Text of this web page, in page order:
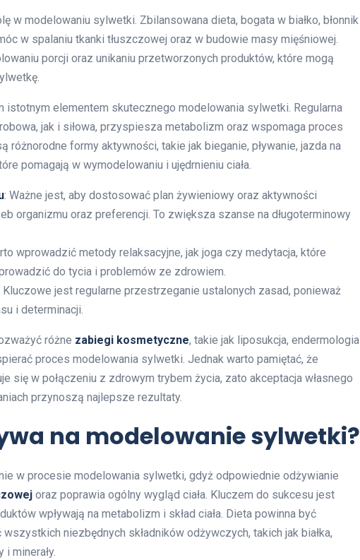
w modelowaniu sylwetki. Zbilansowana dieta, bogata w białko, błonnik
w spalaniu tkanki tłuszczowej oraz w budowie masy mięśniowej.
porcji oraz unikaniu przetworzonych produktów, które mogą
istotnym elementem skutecznego modelowania sylwetki. Regularna
jak i siłowa, przyspiesza metabolizm oraz wspomaga proces
różnorodne formy aktywności, takie jak bieganie, pływanie, jazda na
pomagają w wymodelowaniu i ujędrnieniu ciała.
: Ważne jest, aby dostosować plan żywieniowy oraz aktywności
organizmu oraz preferencji. To zwiększa szanse na długoterminowy
wprowadzić metody relaksacyjne, jak joga czy medytacja, które
do tycia i problemów ze zdrowiem.
Kluczowe jest regularne przestrzeganie ustalonych zasad, ponieważ
i determinacji.
różne zabiegi kosmetyczne, takie jak liposukcja, endermologia
proces modelowania sylwetki. Jednak warto pamiętać, że
się w połączeniu z zdrowym trybem życia, zato akceptacja własnego
przynoszą najlepsze rezultaty.
na modelowanie sylwetki?
w procesie modelowania sylwetki, gdyż odpowiednie odżywianie
oraz poprawia ogólny wygląd ciała. Kluczem do sukcesu jest
wpływają na metabolizm i skład ciała. Dieta powinna być
niezbędnych składników odżywczych, takich jak białka,
minerały.